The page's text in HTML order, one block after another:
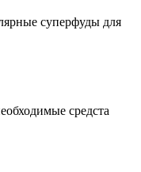
суперфуды для
средста